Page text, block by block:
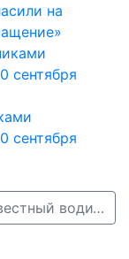
на
сентября
Неизвестный водитель насмерть сбил пешехода и скрылся в Нижегородской области →